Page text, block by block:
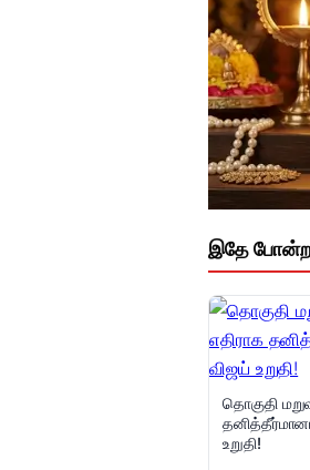
இதே
தொகுதி
உறுதி!